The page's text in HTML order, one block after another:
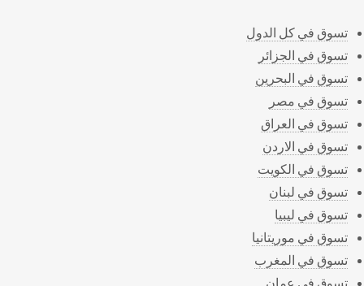
تسوق في كل الدول
تسوق في الجزائر
تسوق في البحرين
تسوق في مصر
تسوق في العراق
تسوق في الاردن
تسوق في الكويت
تسوق في لبنان
تسوق في ليبيا
تسوق في موريتانيا
تسوق في المغرب
تسوق في عمان